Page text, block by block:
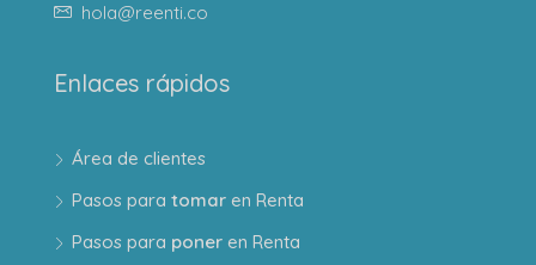
hola@reenti.co
Enlaces rápidos
Área de clientes
Pasos para tomar en Renta
Pasos para poner en Renta